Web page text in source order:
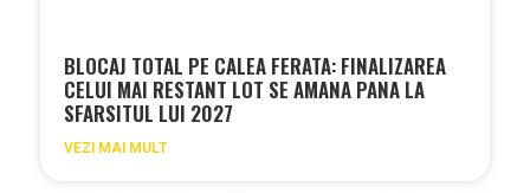
BLOCAJ TOTAL PE CALEA FERATA: FINALIZAREA
CELUI MAI RESTANT LOT SE AMANA PANA LA
SFARSITUL LUI 2027
VEZI MAI MULT